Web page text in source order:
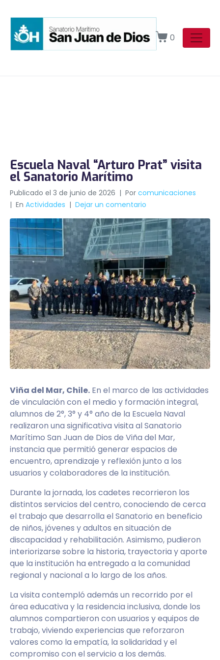
0
Escuela Naval “Arturo Prat” visita
el Sanatorio Marítimo
Publicado el 3 de junio de 2026 Por comunicaciones
En Actividades Dejar un comentario
Viña del Mar, Chile. En el marco de las actividades
de vinculación con el medio y formación integral,
alumnos de 2°, 3° y 4° año de la Escuela Naval
realizaron una significativa visita al Sanatorio
Marítimo San Juan de Dios de Viña del Mar,
instancia que permitió generar espacios de
encuentro, aprendizaje y reflexión junto a los
usuarios y colaboradores de la institución.
Durante la jornada, los cadetes recorrieron los
distintos servicios del centro, conociendo de cerca
el trabajo que desarrolla el Sanatorio en beneficio
de niños, jóvenes y adultos en situación de
discapacidad y rehabilitación. Asimismo, pudieron
interiorizarse sobre la historia, trayectoria y aporte
que la institución ha entregado a la comunidad
regional y nacional a lo largo de los años.
La visita contempló además un recorrido por el
área educativa y la residencia inclusiva, donde los
alumnos compartieron con usuarios y equipos de
trabajo, viviendo experiencias que reforzaron
valores como la empatía, la solidaridad y el
compromiso con el servicio a los demás.